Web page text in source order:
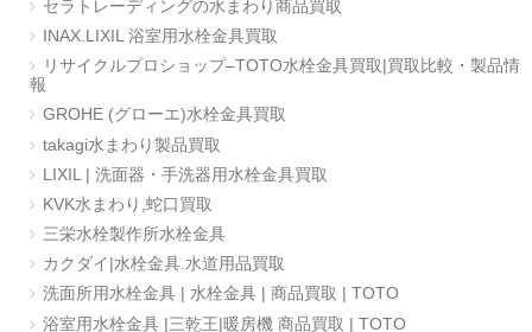
セラトレーディングの水まわり商品買取
INAX.LIXIL 浴室用水栓金具買取
リサイクルプロショップ–TOTO水栓金具買取|買取比較・製品情
報
GROHE (グローエ)水栓金具買取
takagi水まわり製品買取
LIXIL | 洗面器・手洗器用水栓金具買取
KVK水まわり,蛇口買取
三栄水栓製作所水栓金具
カクダイ|水栓金具.水道用品買取
洗面所用水栓金具 | 水栓金具 | 商品買取 | TOTO
浴室用水栓金具 |三乾王|暖房機 商品買取 | TOTO